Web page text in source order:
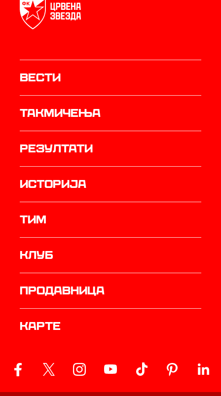
Вести
Такмичења
резултати
историја
ТИМ
Клуб
продавница
Карте